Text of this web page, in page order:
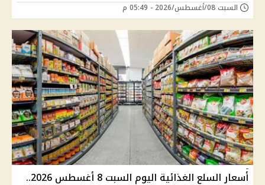
السبت 08/أغسطس/2026 - 05:49 م
أسعار السلع الغذائية اليوم السبت 8 أغسطس 2026..